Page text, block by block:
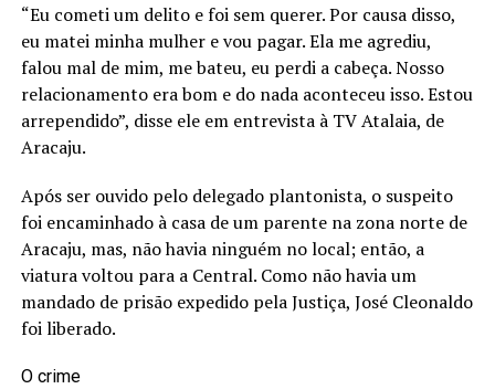
“Eu cometi um delito e foi sem querer. Por causa disso,
eu matei minha mulher e vou pagar. Ela me agrediu,
falou mal de mim, me bateu, eu perdi a cabeça. Nosso
relacionamento era bom e do nada aconteceu isso. Estou
arrependido”, disse ele em entrevista à TV Atalaia, de
Aracaju.
Após ser ouvido pelo delegado plantonista, o suspeito
foi encaminhado à casa de um parente na zona norte de
Aracaju, mas, não havia ninguém no local; então, a
viatura voltou para a Central. Como não havia um
mandado de prisão expedido pela Justiça, José Cleonaldo
foi liberado.
O crime